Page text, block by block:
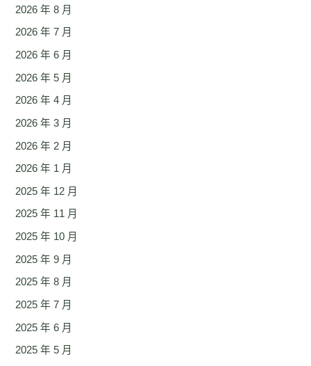
2026 年 8 月
2026 年 7 月
2026 年 6 月
2026 年 5 月
2026 年 4 月
2026 年 3 月
2026 年 2 月
2026 年 1 月
2025 年 12 月
2025 年 11 月
2025 年 10 月
2025 年 9 月
2025 年 8 月
2025 年 7 月
2025 年 6 月
2025 年 5 月